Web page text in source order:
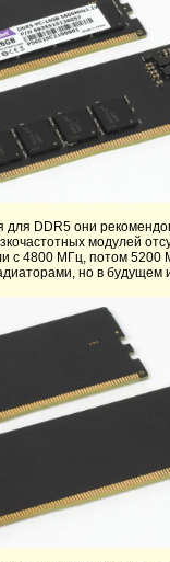
DDR5 они
модулей
с 4800 МГц, потом
но в будущем